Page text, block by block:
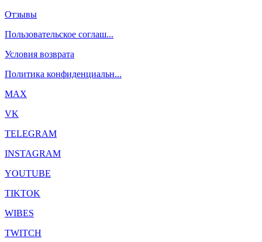
Отзывы
Пользовательское соглаш...
Условия возврата
Политика конфиденциальн...
MAX
VK
TELEGRAM
INSTAGRAM
YOUTUBE
TIKTOK
WIBES
TWITCH